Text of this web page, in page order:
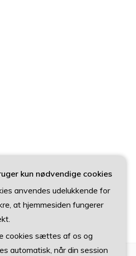
kun nødvendige cookies
anvendes udelukkende for
at hjemmesiden fungerer
cookies sættes af os og
automatisk, når din session